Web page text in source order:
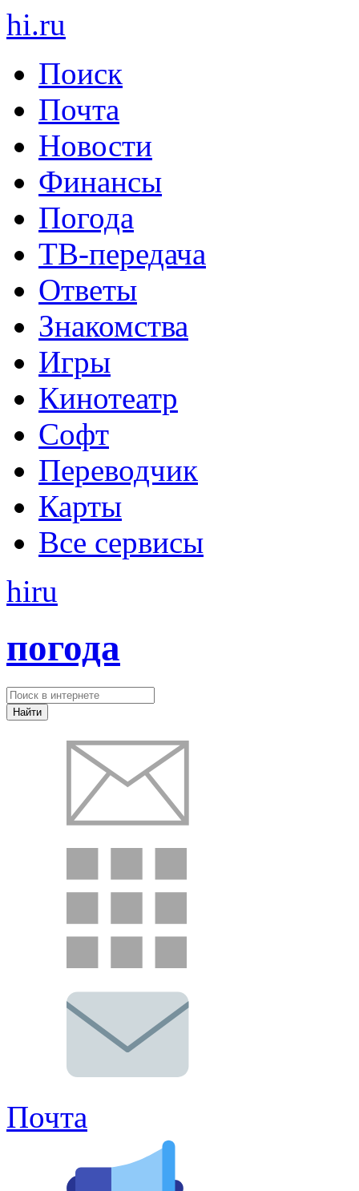
hi.ru
Поиск
Почта
Новости
Финансы
Погода
ТВ-передача
Ответы
Знакомства
Игры
Кинотеатр
Софт
Переводчик
Карты
Все сервисы
hiru
погода
Найти
Почта